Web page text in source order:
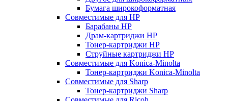
Бумага широкоформатная
Совместимые для HP
Барабаны HP
Драм-картриджи HP
Тонер-картриджи HP
Струйные картриджи HP
Совместимые для Konica-Minolta
Тонер-картриджи Konica-Minolta
Совместимые для Sharp
Тонер-картриджи Sharp